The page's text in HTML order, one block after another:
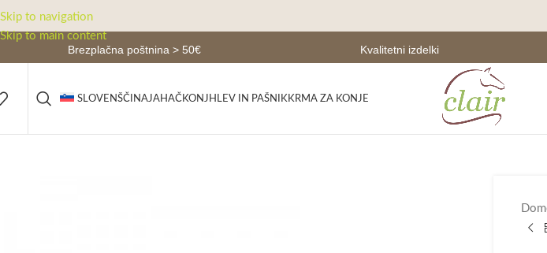
Skip to navigation
Skip to main content
Brezplačna poštnina > 50€ Kvalitetni izdelki
SLOVENŠČINAJAHAČKONJ HLEV IN PAŠNIK KRMA ZA KONJE